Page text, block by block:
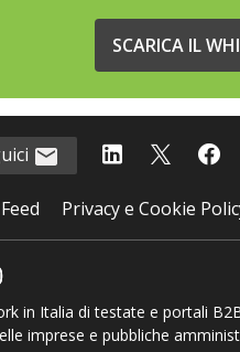
SCARICA IL
Privacy e Cookie
in Italia di testate e portali
imprese e pubbliche